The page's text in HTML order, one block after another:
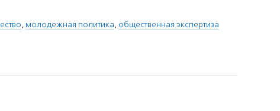
, молодежная политика, общественная экспертиза